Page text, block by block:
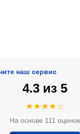
сервис
4.3 из 5
★★★★☆
На основе 111 оценок